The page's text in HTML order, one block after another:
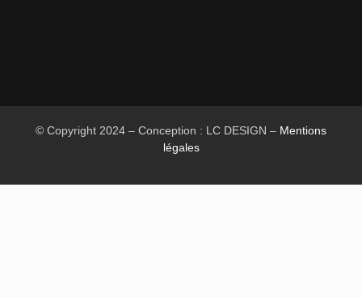
© Copyright 2024 – Conception : LC DESIGN – Mentions
légales